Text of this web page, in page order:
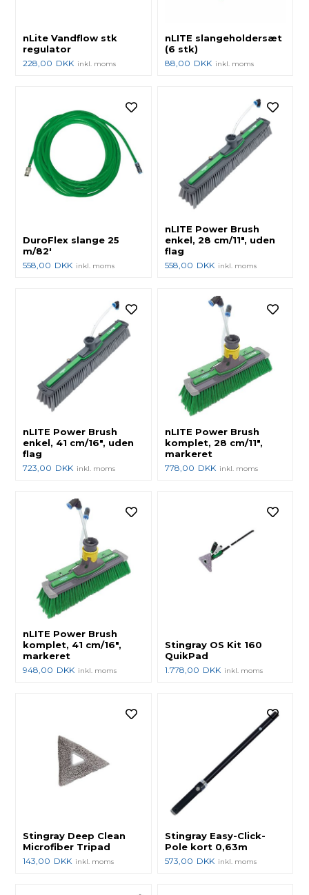
nLite Vandflow stk
regulator
228,00 DKK inkl. moms
nLITE slangeholdersæt
(6 stk)
88,00 DKK inkl. moms
DuroFlex slange 25
m/82'
558,00 DKK inkl. moms
nLITE Power Brush
enkel, 28 cm/11", uden
flag
558,00 DKK inkl. moms
nLITE Power Brush
enkel, 41 cm/16", uden
flag
723,00 DKK inkl. moms
nLITE Power Brush
komplet, 28 cm/11",
markeret
778,00 DKK inkl. moms
nLITE Power Brush
komplet, 41 cm/16",
markeret
948,00 DKK inkl. moms
Stingray OS Kit 160
QuikPad
1.778,00 DKK inkl. moms
Stingray Deep Clean
Microfiber Tripad
143,00 DKK inkl. moms
Stingray Easy-Click-
Pole kort 0,63m
573,00 DKK inkl. moms